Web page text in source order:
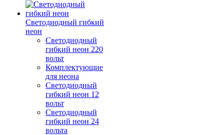
Светодиодный гибкий
неон
Светодиодный
гибкий неон 220
вольт
Комплектующие
для неона
Светодиодный
гибкий неон 12
вольт
Светодиодный
гибкий неон 24
вольта